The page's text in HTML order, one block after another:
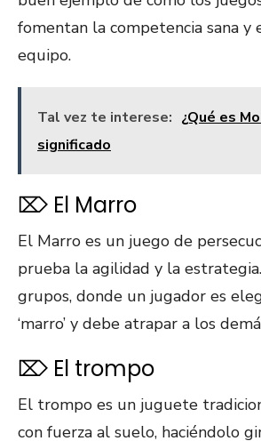
fomentan la competencia sana
equipo.
Tal vez te interese: ¿Qué es
significado
⌦ El Marro
El Marro es un juego de
prueba la agilidad y la
grupos, donde un jugador es
‘marro’ y debe atrapar a los
⌦ El trompo
El trompo es un juguete
con fuerza al suelo, haciéndolo